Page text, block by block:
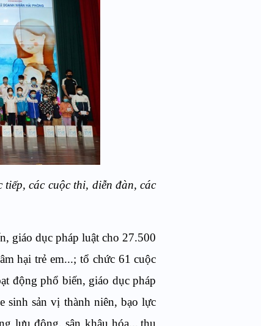
tiếp, các cuộc thi, diễn đàn, các
giáo dục pháp luật cho 27.500
hại trẻ em...; tổ chức 61 cuộc
động phổ biến, giáo dục pháp
sinh sản vị thành niên, bạo lực